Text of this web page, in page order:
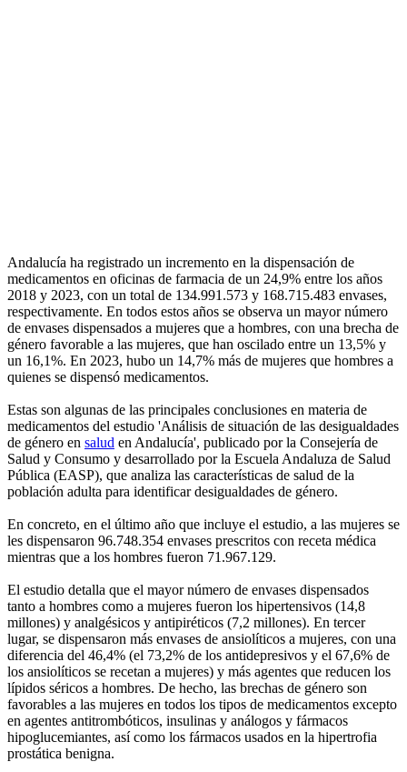
Andalucía ha registrado un incremento en la dispensación de
medicamentos en oficinas de farmacia de un 24,9% entre los años
2018 y 2023, con un total de 134.991.573 y 168.715.483 envases,
respectivamente. En todos estos años se observa un mayor número
de envases dispensados a mujeres que a hombres, con una brecha de
género favorable a las mujeres, que han oscilado entre un 13,5% y
un 16,1%. En 2023, hubo un 14,7% más de mujeres que hombres a
quienes se dispensó medicamentos.
Estas son algunas de las principales conclusiones en materia de
medicamentos del estudio 'Análisis de situación de las desigualdades
de género en salud en Andalucía', publicado por la Consejería de
Salud y Consumo y desarrollado por la Escuela Andaluza de Salud
Pública (EASP), que analiza las características de salud de la
población adulta para identificar desigualdades de género.
En concreto, en el último año que incluye el estudio, a las mujeres se
les dispensaron 96.748.354 envases prescritos con receta médica
mientras que a los hombres fueron 71.967.129.
El estudio detalla que el mayor número de envases dispensados
tanto a hombres como a mujeres fueron los hipertensivos (14,8
millones) y analgésicos y antipiréticos (7,2 millones). En tercer
lugar, se dispensaron más envases de ansiolíticos a mujeres, con una
diferencia del 46,4% (el 73,2% de los antidepresivos y el 67,6% de
los ansiolíticos se recetan a mujeres) y más agentes que reducen los
lípidos séricos a hombres. De hecho, las brechas de género son
favorables a las mujeres en todos los tipos de medicamentos excepto
en agentes antitrombóticos, insulinas y análogos y fármacos
hipoglucemiantes, así como los fármacos usados en la hipertrofia
prostática benigna.